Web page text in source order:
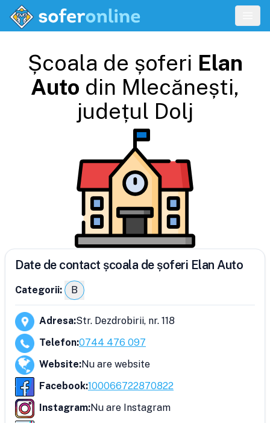
Școala de șoferi Elan
Auto din Mlecănești,
județul Dolj
Date de contact școala de șoferi Elan Auto
Categorii: B
Adresa:Str. Dezdrobirii, nr. 118
Telefon:0744 476 097
Website:Nu are website
Facebook:100066722870822
Instagram:Nu are Instagram